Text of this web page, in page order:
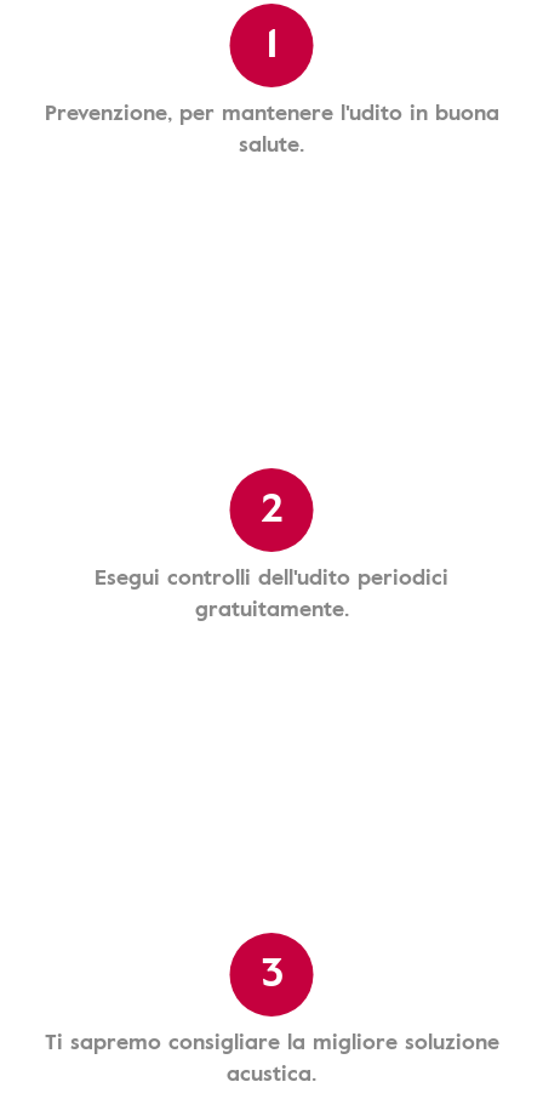
1
Prevenzione, per mantenere l'udito in buona
salute.
2
Esegui controlli dell'udito periodici
gratuitamente.
3
Ti sapremo consigliare la migliore soluzione
acustica.